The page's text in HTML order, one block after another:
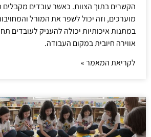
הקשרים בתוך הצוות. כאשר עובדים מקבלים
מוערכים, וזה יכול לשפר את המורל
במתנות איכותיות יכולה להעניק לעובדים
אווירה חיובית במקום העבודה.
לקריאת המאמר »